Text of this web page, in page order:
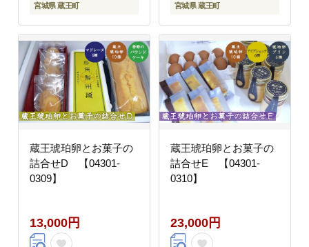
宮城県 蔵王町 宮城県 蔵王町
蔵王琥珀卵とお菓子の
詰合せD 【04301-
0309】
13,000円
蔵王琥珀卵とお菓子の
詰合せE 【04301-
0310】
23,000円